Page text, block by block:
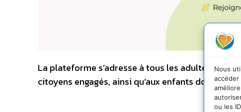
Nous
accéder
ou les
La plateforme s’adresse à tous les adultes,
citoyens engagés, ainsi qu’aux enfants dont ils